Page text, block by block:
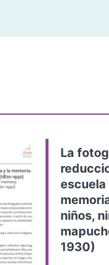
La
escuela
niños,
1930)